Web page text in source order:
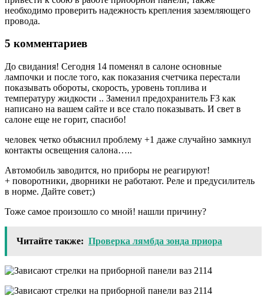
необходимо проверить надежность крепления заземляющего
провода.
5 комментариев
До свидания! Сегодня 14 поменял в салоне основные
лампочки и после того, как показания счетчика перестали
показывать обороты, скорость, уровень топлива и
температуру жидкости .. Заменил предохранитель F3 как
написано на вашем сайте и все стало показывать. И свет в
салоне еще не горит, спасибо!
человек четко объяснил проблему +1 даже случайно замкнул
контакты освещения салона…..
Автомобиль заводится, но приборы не реагируют!
+ поворотники, дворники не работают. Реле и предусилитель
в норме. Дайте совет;)
Тоже самое произошло со мной! нашли причину?
Читайте также: Проверка лямбда зонда приора